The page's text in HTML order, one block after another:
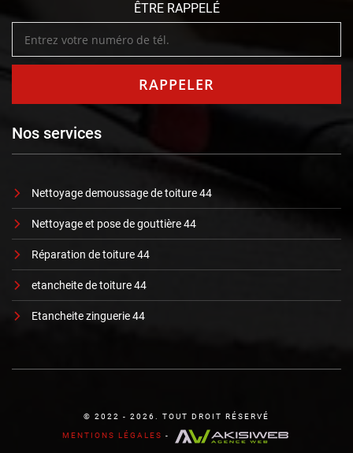
ÊTRE RAPPELÉ
Nos services
Nettoyage demoussage de toiture 44
Nettoyage et pose de gouttière 44
Réparation de toiture 44
etancheite de toiture 44
Etancheite zinguerie 44
© 2022 - 2026. TOUT DROIT RÉSERVÉ
MENTIONS LÉGALES -